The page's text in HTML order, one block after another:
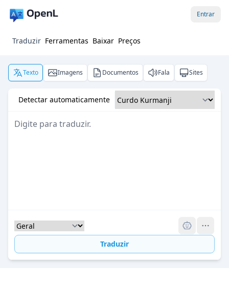
Entrar
Traduzir Ferramentas Baixar Preços
Texto Imagens Documentos Fala Sites
Detectar automaticamente
Traduzir